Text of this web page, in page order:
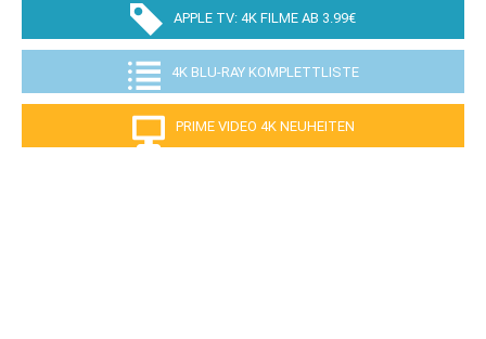
APPLE TV: 4K FILME AB 3.99€
4K BLU-RAY KOMPLETTLISTE
PRIME VIDEO 4K NEUHEITEN